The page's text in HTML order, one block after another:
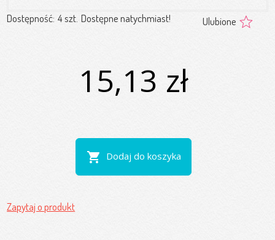
Dostępność: 4 szt. Dostępne natychmiast! Ulubione
15,13 zł
shopping_cart Dodaj do koszyka
Zapytaj o produkt